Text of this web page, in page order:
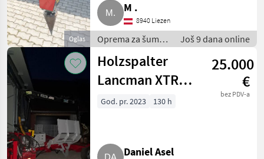
Oglas
M .
8940 Liezen
Oprema za šumu i
obradu drveta /
Rezači drva
Još 9 dana online
Holzspalter
Lancman XTRM
XLE42C
25.000
€
bez PDV-a
God. pr. 2023 130 h
Daniel Asel